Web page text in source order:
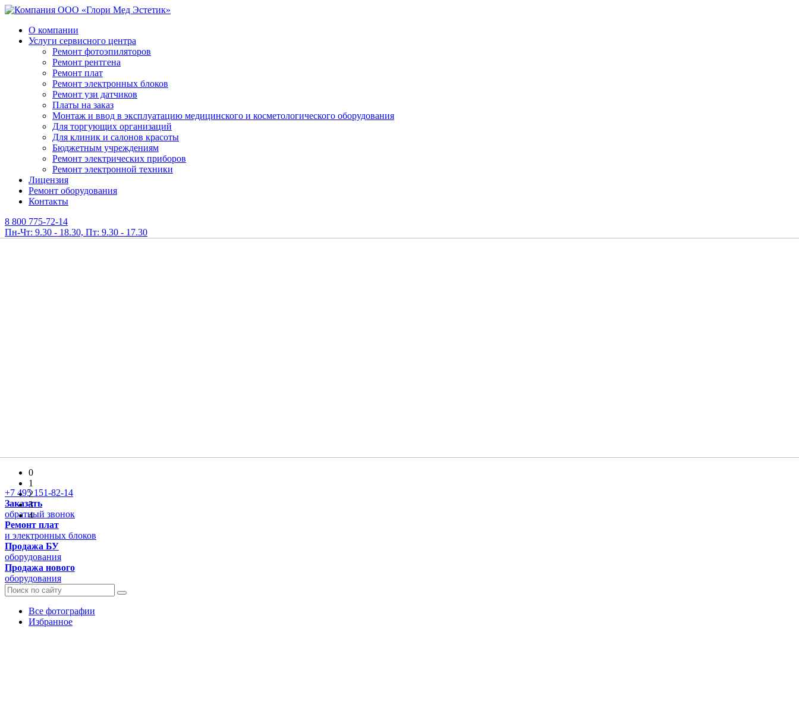
О компании
Услуги сервисного центра
Ремонт фотоэпиляторов
Ремонт рентгена
Ремонт плат
Ремонт электронных блоков
Ремонт узи датчиков
Платы на заказ
Монтаж и ввод в эксплуатацию медицинского и косметологического оборудования
Для торгующих организаций
Для клиник и салонов красоты
Бюджетным учреждениям
Ремонт электрических приборов
Ремонт электронной техники
Лицензия
Ремонт оборудования
Контакты
8 800 775-72-14
Пн-Чт: 9.30 - 18.30, Пт: 9.30 - 17.30
0
1
2
3
4
+7 495 151-82-14
Заказать
обратный звонок
Ремонт плат
и электронных блоков
Продажа БУ
оборудования
Продажа нового
оборудования
Все фотографии
Избранное